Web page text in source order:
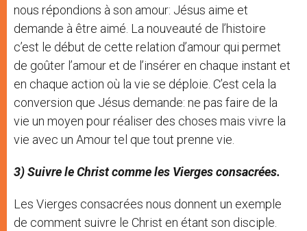
nous répondions à son amour: Jésus aime et
demande à être aimé. La nouveauté de l’histoire
c’est le début de cette relation d’amour qui permet
de goûter l’amour et de l’insérer en chaque instant et
en chaque action où la vie se déploie. C’est cela la
conversion que Jésus demande: ne pas faire de la
vie un moyen pour réaliser des choses mais vivre la
vie avec un Amour tel que tout prenne vie.
3) Suivre le Christ comme les Vierges consacrées.
Les Vierges consacrées nous donnent un exemple
de comment suivre le Christ en étant son disciple.